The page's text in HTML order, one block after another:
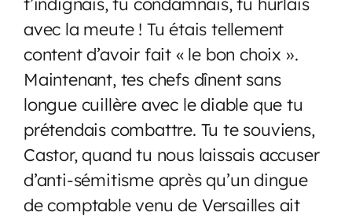
avec la meute ! Tu étais tellement
content d’avoir fait « le bon choix ».
Maintenant, tes chefs dînent sans
longue cuillère avec le diable que tu
prétendais combattre. Tu te souviens,
Castor, quand tu nous laissais accuser
d’anti-sémitisme après qu’un dingue
de comptable venu de Versailles ait